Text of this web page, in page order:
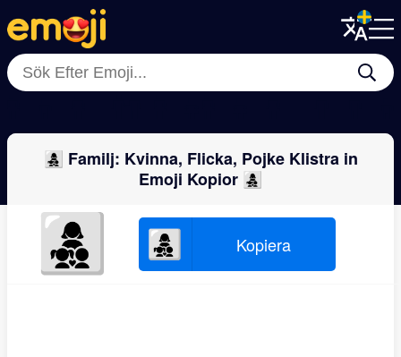
Menu
Close
Menu
Close
👩‍👧‍👦 Familj: Kvinna, Flicka, Pojke Klistra in
Emoji Kopior 👩‍👧‍👦
👩‍👧‍👦 👩‍👧‍👦 Kopiera